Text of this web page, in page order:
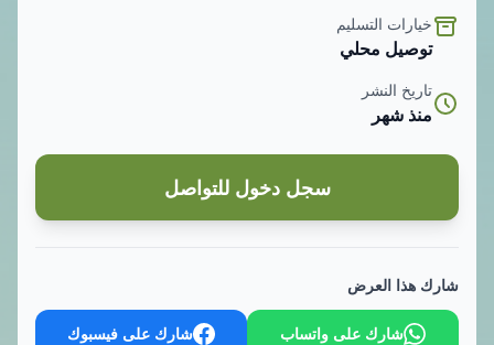
خيارات التسليم
توصيل محلي
تاريخ النشر
منذ شهر
سجل دخول للتواصل
شارك هذا العرض
شارك على واتساب شارك على فيسبوك